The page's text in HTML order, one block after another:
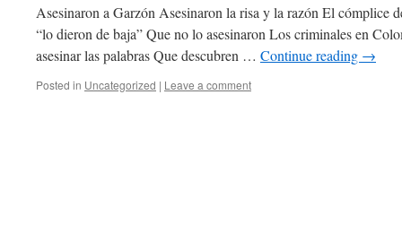
Asesinaron a Garzón Asesinaron la risa y la razón El cómplice
“lo dieron de baja” Que no lo asesinaron Los criminales en
asesinar las palabras Que descubren … Continue reading →
Posted in Uncategorized | Leave a comment